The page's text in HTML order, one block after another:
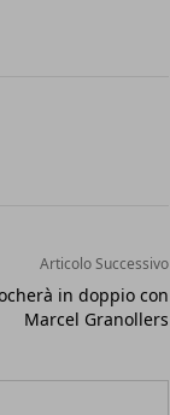
Articolo Successivo
in doppio con
Marcel Granollers